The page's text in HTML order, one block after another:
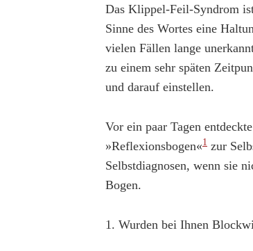
Das Klippel-Feil-Syndrom
Sinne des Wortes eine
vielen Fällen lange
zu einem sehr späten
und darauf einstellen.
Vor ein paar Tagen
»Reflexionsbogen«1 zur
Selbstdiagnosen, wenn sie
Bogen.
1. Wurden bei Ihnen